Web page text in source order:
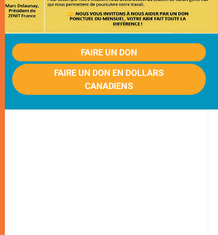
FAIRE UN DON
FAIRE UN DON EN DOLLARS
CANADIENS